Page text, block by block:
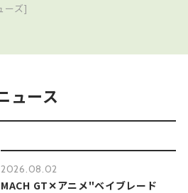
ーズ]
ュース
2026.08.02
MACH GT✕アニメ"ベイブレード